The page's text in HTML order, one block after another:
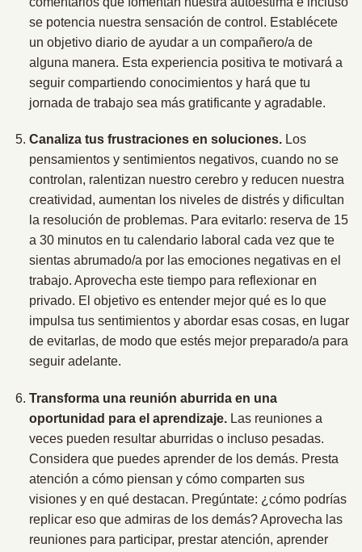
se potencia nuestra sensación de control. Establécete
un objetivo diario de ayudar a un compañero/a de
alguna manera. Esta experiencia positiva te motivará a
seguir compartiendo conocimientos y hará que tu
jornada de trabajo sea más gratificante y agradable.
Canaliza tus frustraciones en soluciones. Los
pensamientos y sentimientos negativos, cuando no se
controlan, ralentizan nuestro cerebro y reducen nuestra
creatividad, aumentan los niveles de distrés y dificultan
la resolución de problemas. Para evitarlo: reserva de 15
a 30 minutos en tu calendario laboral cada vez que te
sientas abrumado/a por las emociones negativas en el
trabajo. Aprovecha este tiempo para reflexionar en
privado. El objetivo es entender mejor qué es lo que
impulsa tus sentimientos y abordar esas cosas, en lugar
de evitarlas, de modo que estés mejor preparado/a para
seguir adelante.
Transforma una reunión aburrida en una
oportunidad para el aprendizaje. Las reuniones a
veces pueden resultar aburridas o incluso pesadas.
Considera que puedes aprender de los demás. Presta
atención a cómo piensan y cómo comparten sus
visiones y en qué destacan. Pregúntate: ¿cómo podrías
replicar eso que admiras de los demás? Aprovecha las
reuniones para participar, prestar atención, aprender